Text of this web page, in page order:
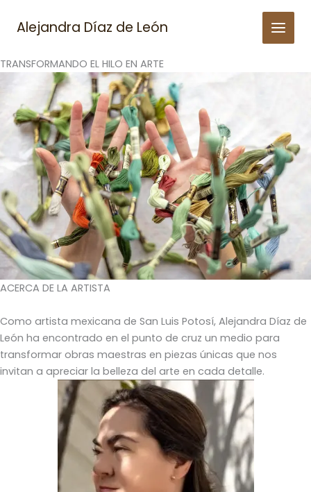
Alejandra Díaz de León
TRANSFORMANDO EL HILO EN ARTE
ACERCA DE LA ARTISTA
Como artista mexicana de San Luis Potosí, Alejandra Díaz de
León ha encontrado en el punto de cruz un medio para
transformar obras maestras en piezas únicas que nos
invitan a apreciar la belleza del arte en cada detalle.